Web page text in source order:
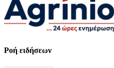
Ροή ειδήσεων